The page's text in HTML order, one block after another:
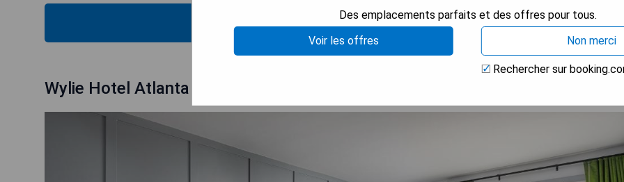
VÉRIFIEZ LA DISPONIBILITÉ
Wylie Hotel Atlanta
Des emplacements parfaits et des offres pour tous.
Voir les offres
Non merci
Rechercher sur